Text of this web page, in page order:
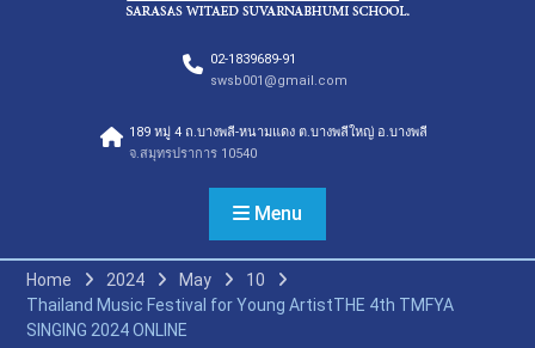
สถาบันการศึกษาในเครือ
กองอำนวยการออกตรวจ
ประเมินคุณภาพการศึกษา
คุณภาพการศึกษาเพื่อการ
ดำเนินการที่เป็นเลิศประจำปี
การศึกษา 2569 ของกลุ่ม
สถาบันการศึกษาในเครือ
กองอำนวยการออกตรวจ
ประเมินคุณภาพการศึกษา
ภายในโรงเรียนตามเกณฑ์
คุณภาพการศึกษาเพื่อการ
02-1839689-91
swsb001@gmail.com
189 หมู่ 4 ถ.บางพลี-หนามแดง ต.บางพลีใหญ่ อ.บางพลี
จ.สมุทรปราการ 10540
Menu
Home 2024 May
10
Thailand Music Festival for Young ArtistTHE 4th TMFYA
SINGING 2024 ONLINE